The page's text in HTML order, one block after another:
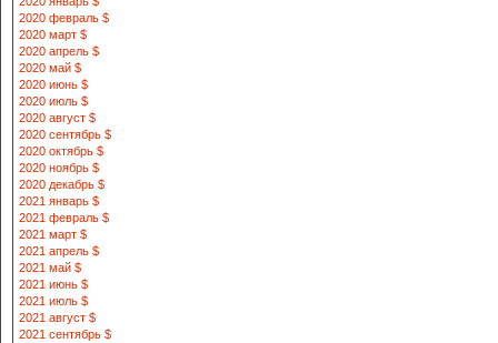
2020 февраль $
2020 март $
2020 апрель $
2020 май $
2020 июнь $
2020 июль $
2020 август $
2020 сентябрь $
2020 октябрь $
2020 ноябрь $
2020 декабрь $
2021 январь $
2021 февраль $
2021 март $
2021 апрель $
2021 май $
2021 июнь $
2021 июль $
2021 август $
2021 сентябрь $